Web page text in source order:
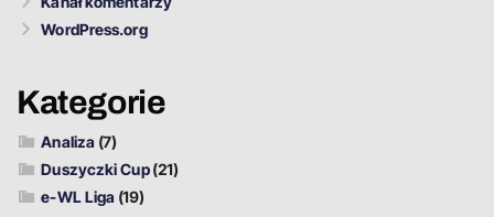
WordPress.org
Kategorie
Analiza (7)
Duszyczki Cup(21)
e-WL Liga (19)